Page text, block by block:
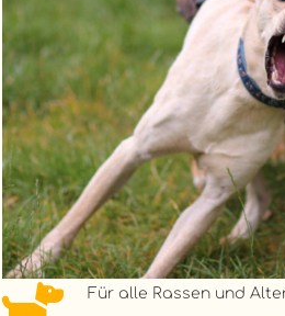
Für alle Rassen und